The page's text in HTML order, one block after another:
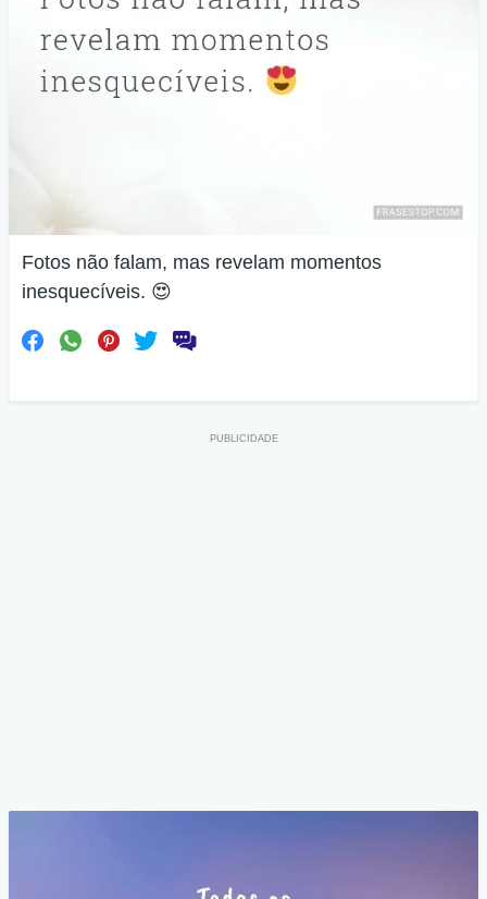
Fotos não falam, mas revelam momentos
inesquecíveis. 😍